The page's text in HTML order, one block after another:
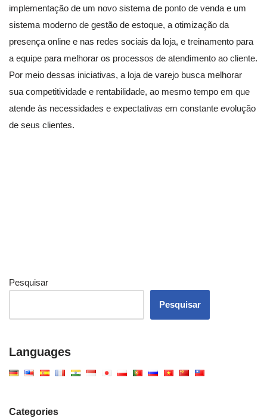
implementação de um novo sistema de ponto de venda e um
sistema moderno de gestão de estoque, a otimização da
presença online e nas redes sociais da loja, e treinamento para
a equipe para melhorar os processos de atendimento ao cliente.
Por meio dessas iniciativas, a loja de varejo busca melhorar
sua competitividade e rentabilidade, ao mesmo tempo em que
atende às necessidades e expectativas em constante evolução
de seus clientes.
Pesquisar
Pesquisar
Languages
Categories